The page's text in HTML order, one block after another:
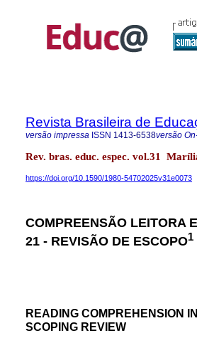
Revista Brasileira de
versão impressa ISSN 1413-6538versão
Rev. bras. educ. espec. vol.31
https://doi.org/10.1590/1980-54702025v31e0073
COMPREENSÃO LEITORA
21 - REVISÃO DE ESCOPO1
READING COMPREHENSION
SCOPING REVIEW